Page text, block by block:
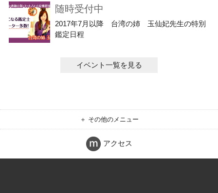
随時受付中
2017年7月以降 台湾の姉 玉仙妃先生の特別
鑑定日程
イベント一覧を見る
＋ その他のメニュー
アクセス